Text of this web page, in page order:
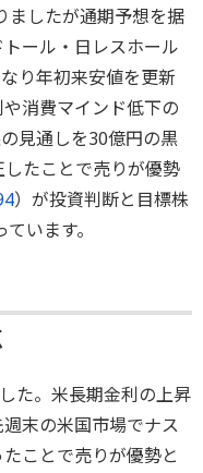
ましたが通期予想を据
ール・日レスホール
り年初来安値を更新
消費マインド低下の
見通しを30億円の黒
たことで売りが優勢
）が投資判断と目標株
います。
た。米長期金利の上昇
末の米国市場でナス
ことで売りが優勢と